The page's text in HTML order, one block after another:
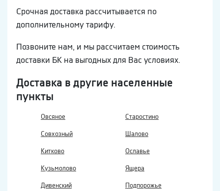
Срочная доставка рассчитывается по
дополнительному тарифу.
Позвоните нам, и мы рассчитаем стоимость
доставки БК на выгодных для Вас условиях.
Доставка в другие населенные
пункты
Овсяное Старостино
Совхозный Шалово
Китково Ославье
Кузьмолово Ящера
Дивенский Подпорожье